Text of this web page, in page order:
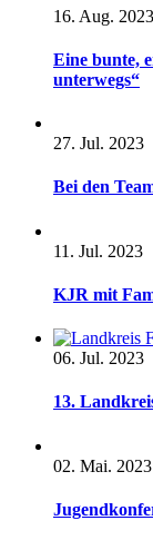
16. Aug. 2023
Eine bunte,
unterwegs“
27. Jul. 2023
Bei den
11. Jul. 2023
KJR mit
06. Jul. 2023
13.
02. Mai. 2023